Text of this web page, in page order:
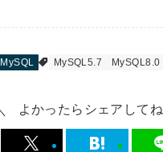
MySQL MySQL5.7 MySQL8.0
よかったらシェアしてね